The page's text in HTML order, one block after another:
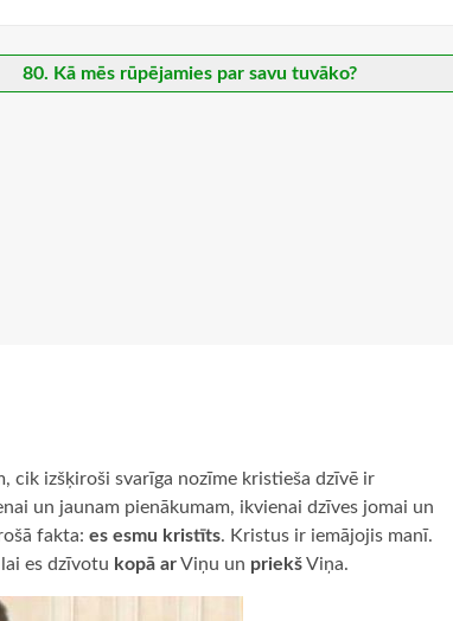
80. Kā mēs rūpējamies par savu tuvāko?
cik izšķiroši svarīga nozīme kristieša dzīvē ir
un jaunam pienākumam, ikvienai dzīves jomai un
fakta: es esmu kristīts. Kristus ir iemājojis manī.
es dzīvotu kopā arViņu un priekšViņa.